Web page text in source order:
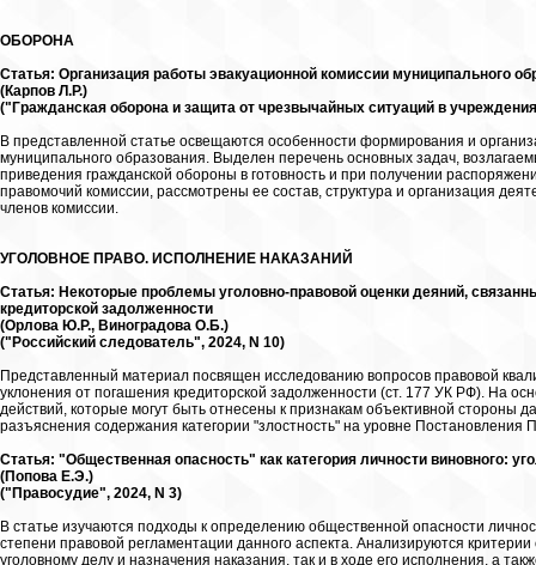
ОБОРОНА
Статья: Организация работы эвакуационной комиссии муниципального
(Карпов Л.Р.)
("Гражданская оборона и защита от чрезвычайных ситуаций в
В представленной статье освещаются особенности формирования и
муниципального образования. Выделен перечень основных задач,
приведения гражданской обороны в готовность и при получении
правомочий комиссии, рассмотрены ее состав, структура и организация
членов комиссии.
УГОЛОВНОЕ ПРАВО. ИСПОЛНЕНИЕ НАКАЗАНИЙ
Статья: Некоторые проблемы уголовно-правовой оценки деяний,
кредиторской задолженности
(Орлова Ю.Р., Виноградова О.Б.)
("Российский следователь", 2024, N 10)
Представленный материал посвящен исследованию вопросов правовой
уклонения от погашения кредиторской задолженности (ст. 177 УК РФ). На
действий, которые могут быть отнесены к признакам объективной стороны
разъяснения содержания категории "злостность" на уровне Постановления
Статья: "Общественная опасность" как категория личности виновного:
(Попова Е.Э.)
("Правосудие", 2024, N 3)
В статье изучаются подходы к определению общественной опасности
степени правовой регламентации данного аспекта. Анализируются
уголовному делу и назначения наказания, так и в ходе его исполнения, а